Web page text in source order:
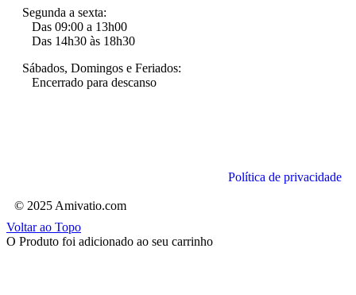
Segunda a sexta:
Das 09:00 a 13h00
Das 14h30 às 18h30
Sábados, Domingos e Feriados:
Encerrado para descanso
Política de privacidade
© 2025 Amivatio.com
Voltar ao Topo
O Produto foi adicionado ao seu carrinho